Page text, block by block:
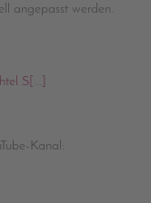
angepasst werden.
S[...]
Kanal: